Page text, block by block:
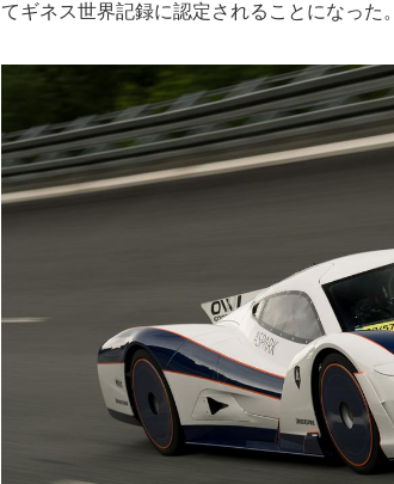
てギネス世界記録に認定されることになった。